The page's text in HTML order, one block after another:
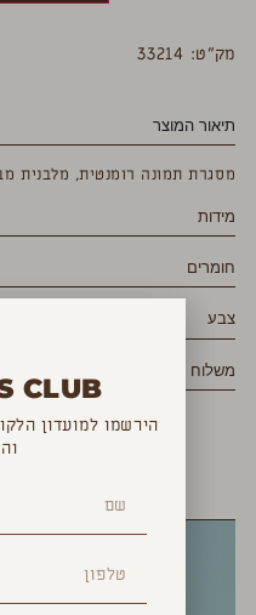
מק”ט: 33214
תיאור המוצר
מסגרת תמונה רומנטית, מלבנית
מידות
חומרים
צבע
משלוח
LIKE
CLUB
הירשמו למועדון